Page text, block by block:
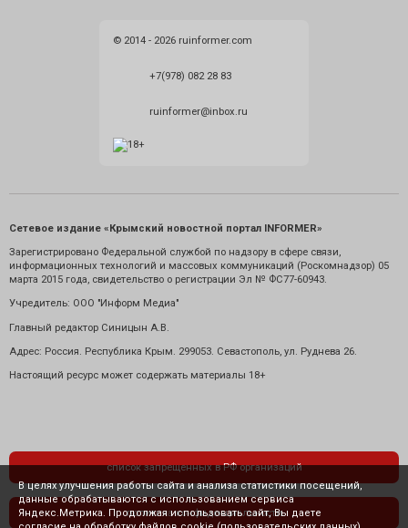
© 2014 - 2026 ruinformer.com
+7(978) 082 28 83
ruinformer@inbox.ru
Сетевое издание «Крымский новостной портал INFORMER»
Зарегистрировано Федеральной службой по надзору в сфере связи,
информационных технологий и массовых коммуникаций (Роскомнадзор) 05
марта 2015 года, свидетельство о регистрации Эл № ФС77-60943.
Учредитель: ООО "Информ Медиа"
Главный редактор Синицын А.В.
Адрес: Россия. Республика Крым. 299053. Севастополь, ул. Руднева 26.
Настоящий ресурс может содержать материалы 18+
список запрещенных в РФ организаций
политика конфиденциальности
В целях улучшения работы сайта и анализа статистики посещений,
данные обрабатываются с использованием сервиса
Яндекс.Метрика. Продолжая использовать сайт, Вы даете